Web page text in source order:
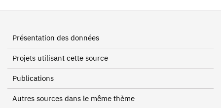
Présentation des données
Projets utilisant cette source
Publications
Autres sources dans le même thème